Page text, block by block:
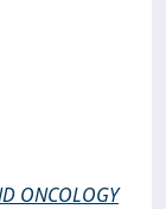
ONCOLOGY